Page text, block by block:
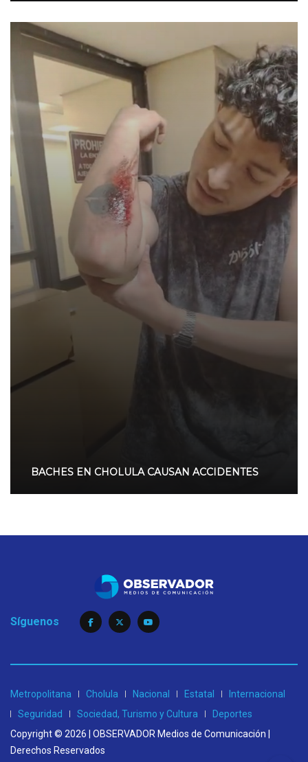
BACHES EN CHOLULA CAUSAN ACCIDENTES
Síguenos
Metropolitana Cholula Nacional Estatal
Internacional
Seguridad
Sociedad, Turismo y Cultura
Deportes
Copyright © 2026 | OBSERVADOR Medios de Comunicación |
Derechos Reservados